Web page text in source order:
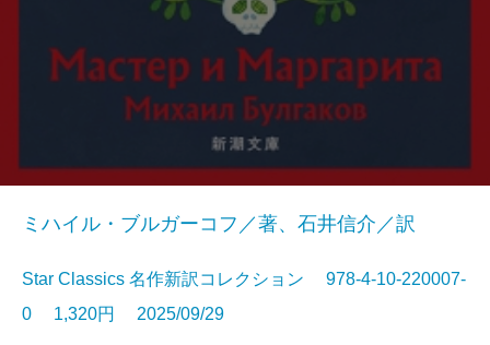
ミハイル・ブルガーコフ／著、石井信介／訳
Star Classics 名作新訳コレクション 978-4-10-220007-
0 1,320円 2025/09/29